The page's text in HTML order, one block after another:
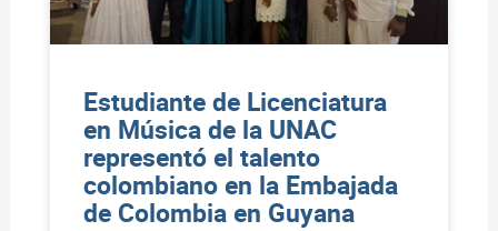
Estudiante de Licenciatura
en Música de la UNAC
representó el talento
colombiano en la Embajada
de Colombia en Guyana